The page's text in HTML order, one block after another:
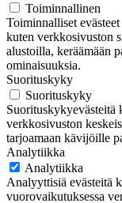
Toiminnallinen
Toiminnalliset
kuten verkkosivuston
alustoilla, keräämään
ominaisuuksia.
Suorituskyky
Suorituskyky
Suorituskykyevästeitä
verkkosivuston
tarjoamaan kävijöille
Analytiikka
Analytiikka
Analyyttisiä evästeitä
vuorovaikutuksessa